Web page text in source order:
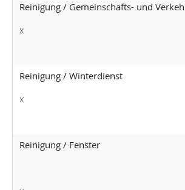
Reinigung / Gemeinschafts- und
x
Reinigung / Winterdienst
x
Reinigung / Fenster